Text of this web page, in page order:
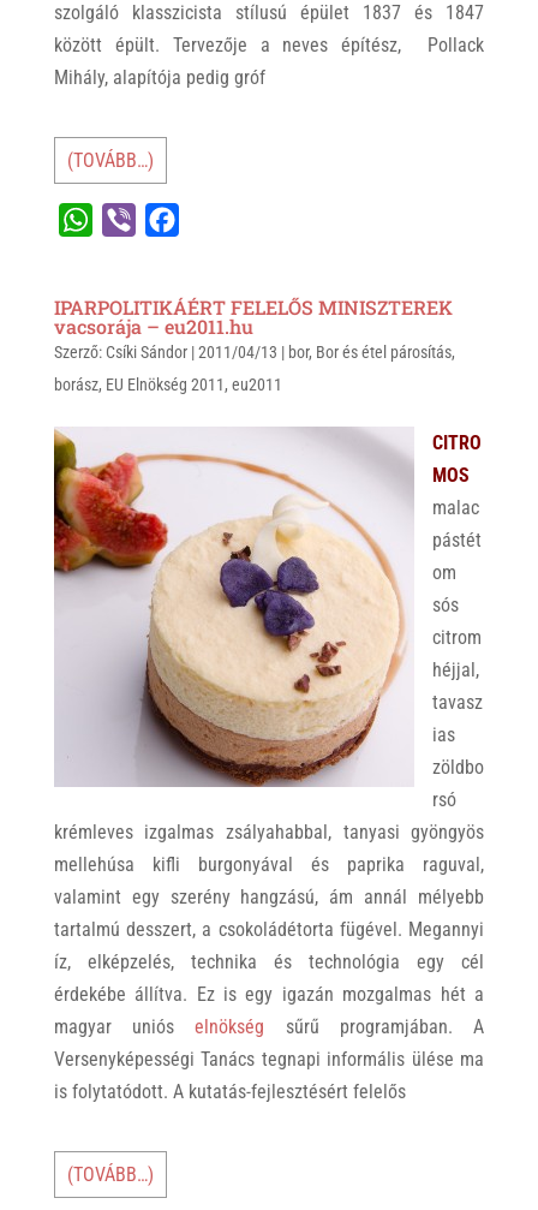
szolgáló klasszicista stílusú épület 1837 és 1847
között épült. Tervezője a neves építész, Pollack
Mihály, alapítója pedig gróf
(TOVÁBB…)
t
s
A
p
e
r
e
b
o
o
k
IPARPOLITIKÁÉRT FELELŐS MINISZTEREK
vacsorája – eu2011.hu
Szerző: Csíki Sándor|2011/04/13 | bor, Bor és étel párosítás,
borász, EU Elnökség 2011, eu2011
CITRO
MOS
malac
pástét
om
sós
citrom
héjjal,
tavasz
ias
zöldbo
rsó
krémleves izgalmas zsályahabbal, tanyasi gyöngyös
mellehúsa kifli burgonyával és paprika raguval,
valamint egy szerény hangzású, ám annál mélyebb
tartalmú desszert, a csokoládétorta fügével. Megannyi
íz, elképzelés, technika és technológia egy cél
érdekébe állítva. Ez is egy igazán mozgalmas hét a
magyar unióselnökség sűrű programjában. A
Versenyképességi Tanács tegnapi informális ülése ma
is folytatódott. A kutatás-fejlesztésért felelős
(TOVÁBB…)